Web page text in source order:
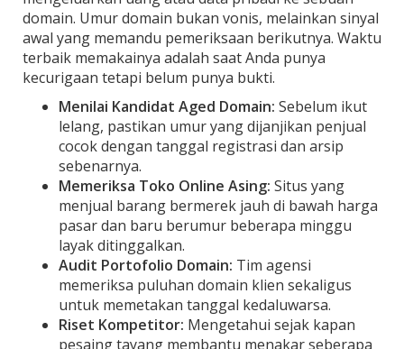
domain. Umur domain bukan vonis, melainkan sinyal
awal yang memandu pemeriksaan berikutnya. Waktu
terbaik memakainya adalah saat Anda punya
kecurigaan tetapi belum punya bukti.
Menilai Kandidat Aged Domain: Sebelum ikut
lelang, pastikan umur yang dijanjikan penjual
cocok dengan tanggal registrasi dan arsip
sebenarnya.
Memeriksa Toko Online Asing: Situs yang
menjual barang bermerek jauh di bawah harga
pasar dan baru berumur beberapa minggu
layak ditinggalkan.
Audit Portofolio Domain: Tim agensi
memeriksa puluhan domain klien sekaligus
untuk memetakan tanggal kedaluwarsa.
Riset Kompetitor: Mengetahui sejak kapan
pesaing tayang membantu menakar seberapa